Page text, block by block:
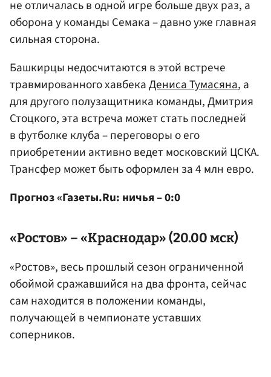
не отличалась в одной игре больше двух раз, а
оборона у команды Семака – давно уже главная
сильная сторона.
Башкирцы недосчитаются в этой встрече
травмированного хавбекаДениса Тумасяна, а
для другого полузащитника команды, Дмитрия
Стоцкого, эта встреча может стать последней
в футболке клуба – переговоры о его
приобретении активно ведет московский ЦСКА.
Трансфер может быть оформлен за 4 млн евро.
Прогноз «Газеты.Ru: ничья – 0:0
«Ростов» – «Краснодар» (20.00 мск)
«Ростов», весь прошлый сезон ограниченной
обоймой сражавшийся на два фронта, сейчас
сам находится в положении команды,
получающей в чемпионате уставших
соперников.